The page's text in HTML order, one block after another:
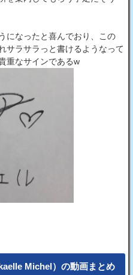
になったと喜んでおり、この
サラサラっと書けるようなって
重なサインであるw
Michel）の動画まとめ